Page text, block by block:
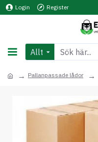
Login Register
Allt
Pallanpassade lådor